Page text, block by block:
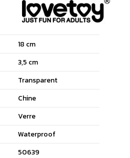
18 cm
3,5 cm
Transparent
Chine
Verre
Waterproof
50639